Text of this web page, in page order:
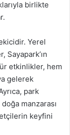
birlikte
Yerel
etkinlikler, hem
gelerek
park
manzarası
keyfini